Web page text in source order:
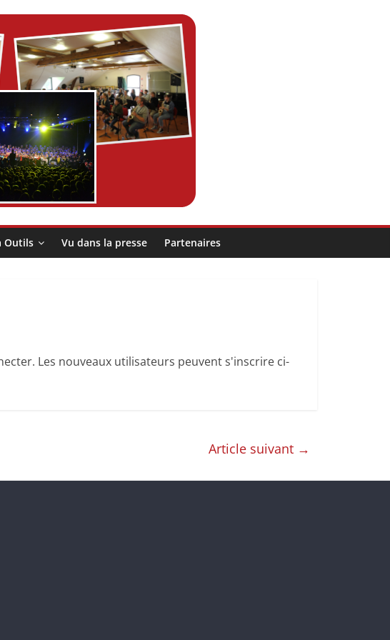
Outils Vu dans la presse Partenaires
Les nouveaux utilisateurs peuvent s'inscrire ci-
Article suivant →